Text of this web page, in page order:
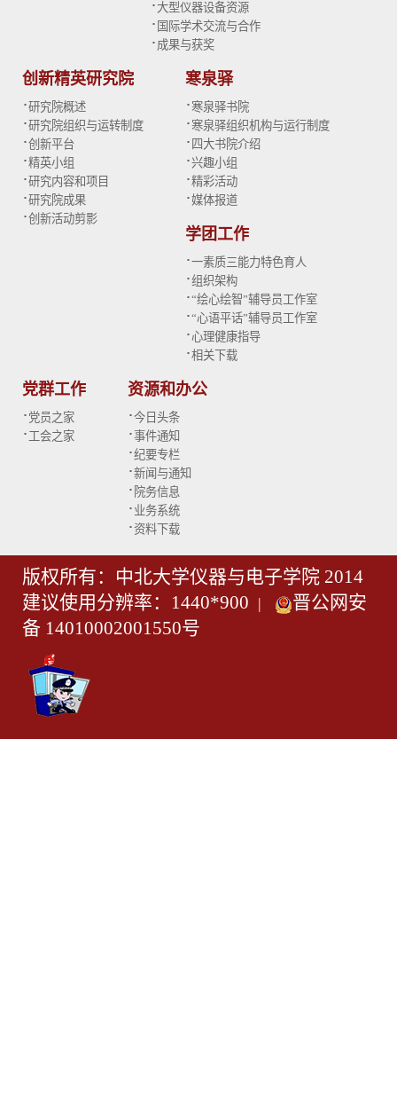
·大型仪器设备资源
· 国际学术交流与合作
· 成果与获奖
创新精英研究院
·研究院概述
·研究院组织与运转制度
·创新平台
·精英小组
·研究内容和项目
·研究院成果
·创新活动剪影
寒泉驿
· 寒泉驿书院
· 寒泉驿组织机构与运行制度
· 四大书院介绍
·兴趣小组
·精彩活动
·媒体报道
学团工作
·一素质三能力特色育人
·组织架构
·“绘心绘智”辅导员工作室
·“心语平话”辅导员工作室
·心理健康指导
·相关下载
党群工作
· 党员之家
· 工会之家
资源和办公
·今日头条
·事件通知
·纪要专栏
·新闻与通知
· 院务信息
· 业务系统
·资料下载
版权所有：中北大学仪器与电子学院 2014
建议使用分辨率：1440*900 |
晋公网安
备 14010002001550号